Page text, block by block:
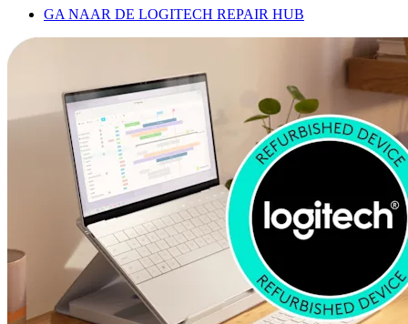
GA NAAR DE LOGITECH REPAIR HUB